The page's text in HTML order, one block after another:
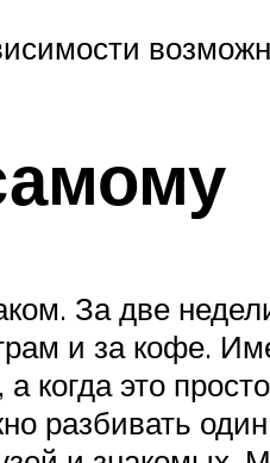
За две
и за кофе.
когда это
разбивать